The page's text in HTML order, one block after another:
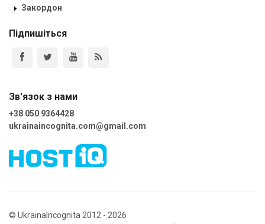
Закордон
Підпишіться
Зв'язок з нами
+38 050 9364428
ukrainaincognita.com@gmail.com
© UkrainaIncognita 2012 - 2026